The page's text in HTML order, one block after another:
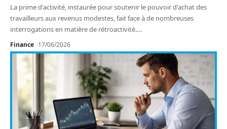
La prime d'activité, instaurée pour soutenir le pouvoir d'achat des
travailleurs aux revenus modestes, fait face à de nombreuses
interrogations en matière de rétroactivité.…
Finance 17/06/2026